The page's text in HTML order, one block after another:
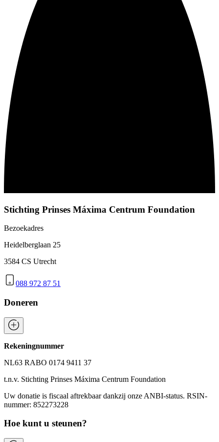
Stichting Prinses Máxima Centrum Foundation
Bezoekadres
Heidelberglaan 25
3584 CS Utrecht
088 972 87 51
Doneren
Rekeningnummer
NL63 RABO 0174 9411 37
t.n.v. Stichting Prinses Máxima Centrum Foundation
Uw donatie is fiscaal aftrekbaar dankzij onze ANBI-status. RSIN-
nummer: 852273228
Hoe kunt u steunen?